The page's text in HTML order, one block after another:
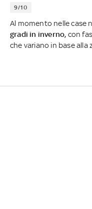
9/10
Al momento nelle case
gradi in inverno, con
che variano in base alla